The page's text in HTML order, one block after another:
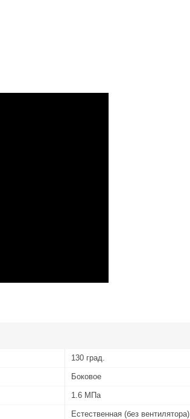
130 град.
Боковое
1.6 МПа
Естественная (без вентилятора)